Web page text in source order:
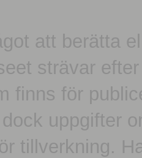
att berätta
strävar
finns för
uppgifter
tillverkning.